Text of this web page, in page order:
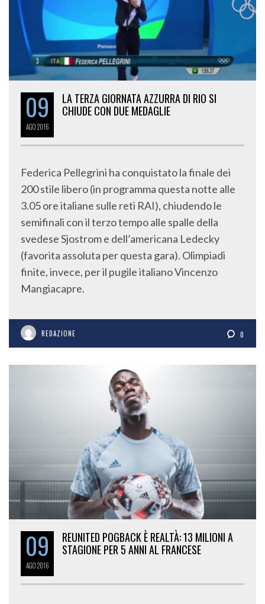
09
AGO2016
LA TERZA GIORNATA AZZURRA DI RIO SI
CHIUDE CON DUE MEDAGLIE
Federica Pellegrini ha conquistato la finale dei
200 stile libero (in programma questa notte alle
3.05 ore italiane sulle reti RAI), chiudendo le
semifinali con il terzo tempo alle spalle della
svedese Sjostrom e dell’americana Ledecky
(favorita assoluta per questa gara). Olimpiadi
finite, invece, per il pugile italiano Vincenzo
Mangiacapre.
REDAZIONE 0
09
AGO2016
REUNITED POGBACK È REALTÀ: 13 MILIONI A
STAGIONE PER 5 ANNI AL FRANCESE